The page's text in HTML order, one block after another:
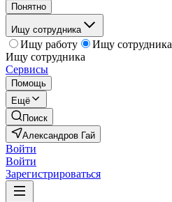
Понятно
Ищу сотрудника
Ищу работу
Ищу сотрудника
Ищу сотрудника
Сервисы
Помощь
Ещё
Поиск
Александров Гай
Войти
Войти
Зарегистрироваться